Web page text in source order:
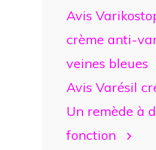
Avis
crème anti-
veines bleues
Avis Varésil
Un remède à
fonction